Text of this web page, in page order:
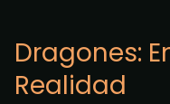
Dragones:
Realidad